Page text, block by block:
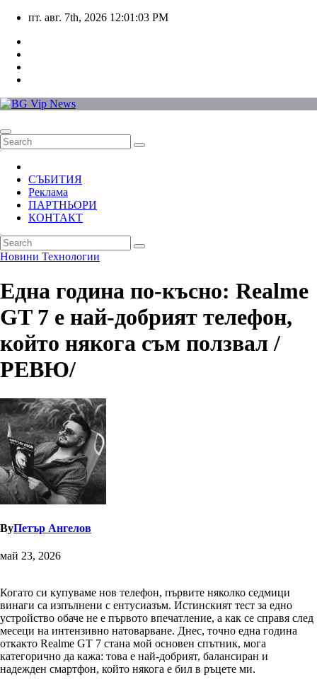
Skip
content
пт. авг. 7th, 2026 12:01:04 PM
СЪБИТИЯ
Реклама
ПАРТНЬОРИ
КОНТАКТ
Новини Технологии
Една година по-късно: Realme
GT 7 е най-добрият телефон,
който някога съм ползвал /
РЕВЮ/
ByПетър Ангелов
май 23, 2026
Когато си купуваме нов телефон, първите няколко седмици
винаги са изпълнени с ентусиазъм. Истинският тест за едно
устройство обаче не е първото впечатление, а как се справя след
месеци на интензивно натоварване. Днес, точно една година
откакто Realme GT 7 стана мой основен спътник, мога
категорично да кажа: това е най-добрият, балансиран и
надежден смартфон, който някога е бил в ръцете ми.